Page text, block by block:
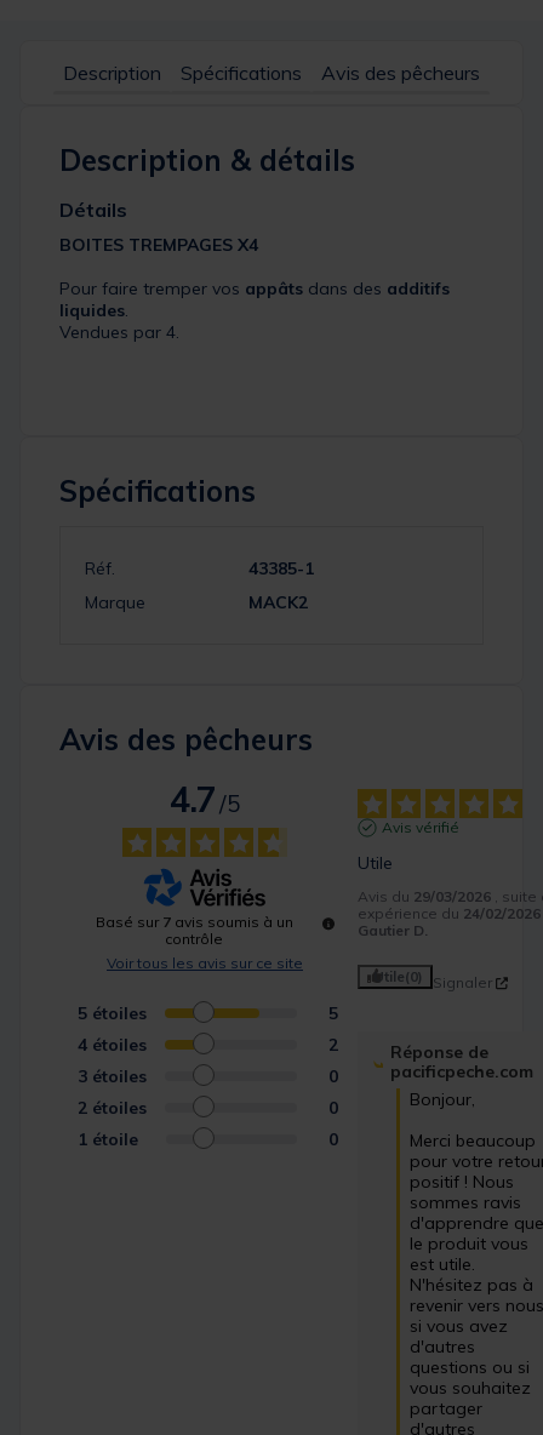
Description Spécifications Avis des pêcheurs
Description & détails
Détails
BOITES TREMPAGES X4
Pour faire tremper vos appâts dans des additifs
liquides.
Vendues par 4.
Spécifications
Réf.
43385-1
Marque
MACK2
Avis des pêcheurs
4.7
/5
Basé sur 7 avis soumis à un
contrôle
Voir tous les avis sur ce site
5 étoiles
5
4 étoiles
2
3 étoiles
0
2 étoiles
0
1 étoile 0
Avis vérifié
Utile
Avis du 29/03/2026 , suite
expérience du 24/02/2026
Gautier D.
Utile(0) Signaler
Réponse de
pacificpeche.com
Bonjour,
Merci beaucoup
pour votre
positif ! Nous
sommes ravis
d'apprendre
le produit vous
est utile.
N'hésitez pas à
revenir vers
si vous avez
d'autres
questions ou si
vous souhaitez
partager
d'autres